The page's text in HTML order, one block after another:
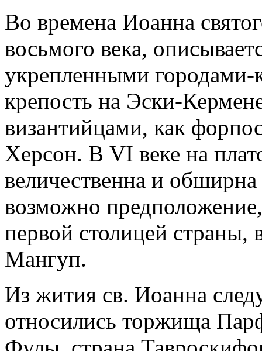
Во времена Иоанна
восьмого века,
укрепленными городами-
крепость на Эски-
византийцами, как
Херсон. В VI веке на
величественна и
возможно
первой столицей страны,
Мангуп.
Из жития св. Иоанна
относились торжища